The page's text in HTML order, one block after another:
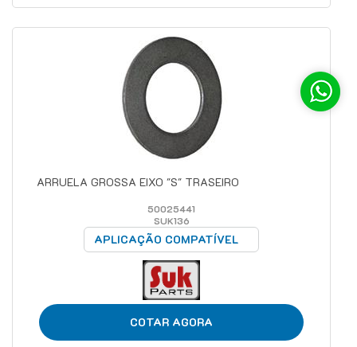
ARRUELA GROSSA EIXO "S" TRASEIRO
50025441
SUK136
APLICAÇÃO COMPATÍVEL
COTAR AGORA